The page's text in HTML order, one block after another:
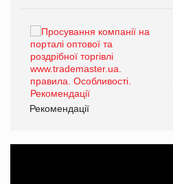
Рекомендації